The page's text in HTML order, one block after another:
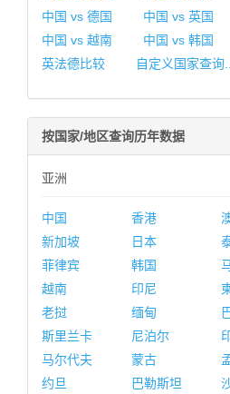
中国 vs 德国
中国 vs 英国
中国 vs 越南
中国 vs 韩国
英法德比较
自定义国家查询...
按国家/地区查询历年数据
亚洲
中国 香港
新加坡
日本
菲律宾
韩国
越南
印尼
老挝
缅甸
斯里兰卡
尼泊尔
马尔代夫
蒙古
约旦
巴勒斯坦